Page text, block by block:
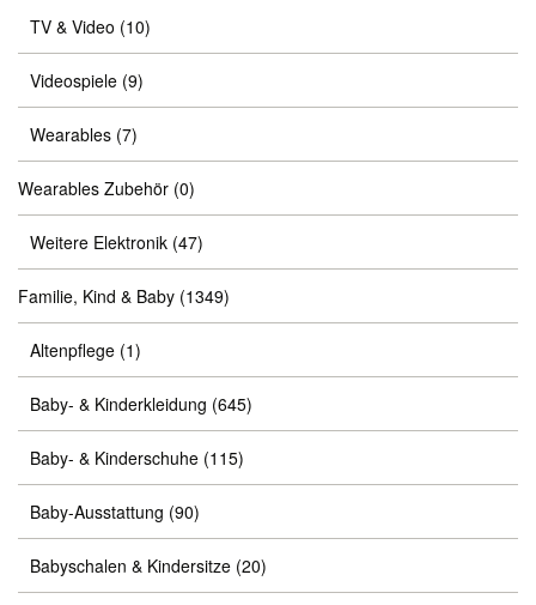
TV & Video (10)
Videospiele (9)
Wearables (7)
Wearables Zubehör (0)
Weitere Elektronik (47)
Familie, Kind & Baby (1349)
Altenpflege (1)
Baby- & Kinderkleidung (645)
Baby- & Kinderschuhe (115)
Baby-Ausstattung (90)
Babyschalen & Kindersitze (20)